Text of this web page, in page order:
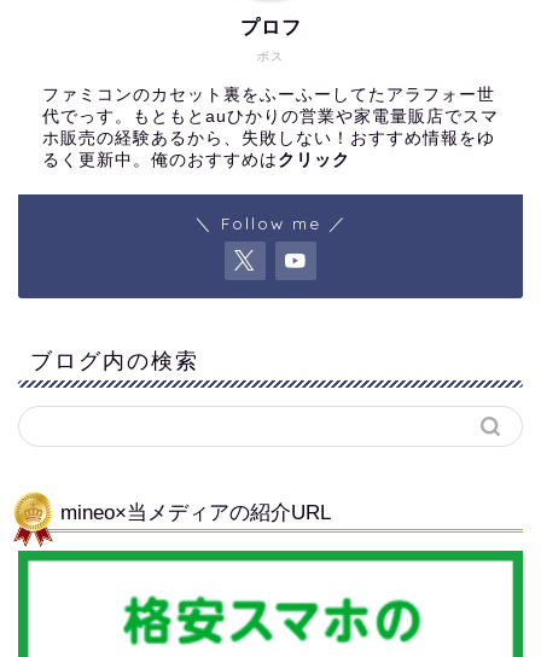
ボス
プロフ
ファミコンのカセット裏をふーふーしてたアラフォー世
代でっす。もともとauひかりの営業や家電量販店でスマ
ホ販売の経験あるから、失敗しない！おすすめ情報をゆ
るく更新中。俺のおすすめは クリック
＼ Follow me ／
ブログ内の検索
mineo×当メディアの紹介URL